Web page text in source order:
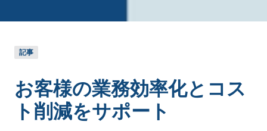
記事
お客様の業務効率化とコス
ト削減をサポート